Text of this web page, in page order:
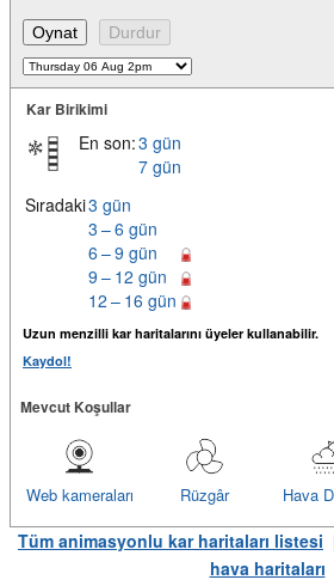
Kar Birikimi
En son:3 gün
7 gün
Sıradaki3 gün
3 – 6 gün
6 – 9 gün
9 – 12 gün
12 – 16 gün
Uzun menzilli kar haritalarını üyeler kullanabilir.
Kaydol!
Mevcut Koşullar
Hava
Rüzgâr
Web kameraları
Tüm animasyonlu kar haritaları listesi
hava haritaları